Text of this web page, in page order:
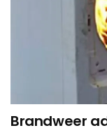
Brandweer